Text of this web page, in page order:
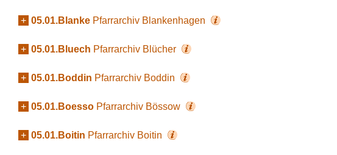
+ 05.01.Blanke Pfarrarchiv Blankenhagen
+ 05.01.Bluech Pfarrarchiv Blücher
+ 05.01.Boddin Pfarrarchiv Boddin
+ 05.01.Boesso Pfarrarchiv Bössow
+ 05.01.Boitin Pfarrarchiv Boitin